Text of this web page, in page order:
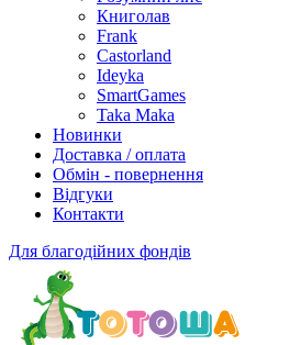
Книголав
Frank
Castorland
Ideyka
SmartGames
Taka Maka
Новинки
Доставка / оплата
Обмін - повернення
Відгуки
Контакти
Для благодійних фондів